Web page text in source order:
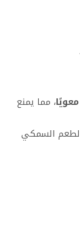
، مما يمنع
السمكي